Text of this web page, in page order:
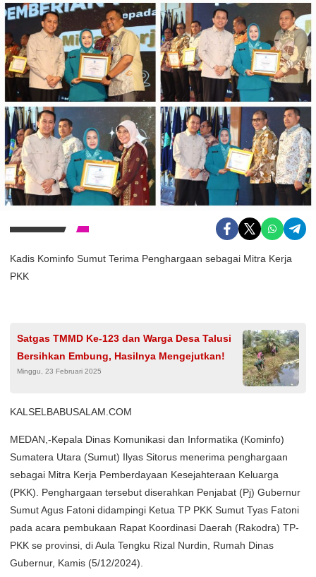
Kadis Kominfo Sumut Terima Penghargaan sebagai Mitra Kerja
PKK
Satgas TMMD Ke-123 dan Warga Desa Talusi
Bersihkan Embung, Hasilnya Mengejutkan!
Minggu, 23 Februari 2025
KALSELBABUSALAM.COM
MEDAN,-Kepala Dinas Komunikasi dan Informatika (Kominfo)
Sumatera Utara (Sumut) Ilyas Sitorus menerima penghargaan
sebagai Mitra Kerja Pemberdayaan Kesejahteraan Keluarga
(PKK). Penghargaan tersebut diserahkan Penjabat (Pj) Gubernur
Sumut Agus Fatoni didampingi Ketua TP PKK Sumut Tyas Fatoni
pada acara pembukaan Rapat Koordinasi Daerah (Rakodra) TP-
PKK se provinsi, di Aula Tengku Rizal Nurdin, Rumah Dinas
Gubernur, Kamis (5/12/2024).